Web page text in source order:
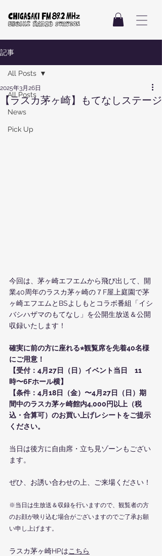
記事
All Posts
News
Pick Up
All Posts
【ラスカ茅ヶ崎】もてなしステージ
2025年3月26日
今回は、茅ヶ崎エフエムから飛び出して、開
業40周年のラスカ茅ヶ崎の７F屋上庭園で茅
ヶ崎エフエムとBSよしもとコラボ番組「イシ
バシハザマのもてなし」を公開生放送＆公開
収録いたします！
確実に前の方に座れる⭐︎観覧席を先着40名様
にご用意！
【受付：4月27日（日）イベント当日　11
時〜6Fホール横】
【条件：4月18日（金）〜4月27日（日）期
間中のラスカ茅ヶ崎館内4,000円以上（税
込・合算可）のお買い上げレシートをご提示
ください。
当日は後方に自由席・立ち見ゾーンもござい
ます。
ぜひ、お誘い合わせの上、ご来場ください！
※当日は生放送＆収録を行いますので、観覧者の方
のお顔が映り込む場合がございますのでご了承お願
い申し上げます。
ラスカ茅ヶ崎HPはこちら